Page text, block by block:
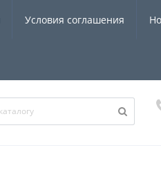
Условия соглашения